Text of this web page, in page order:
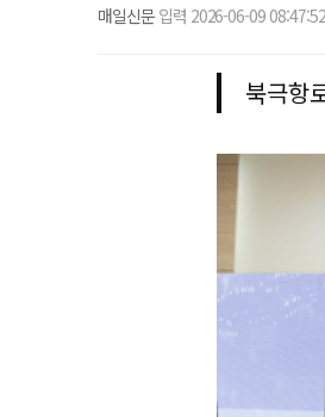
매일신문 입력 2026-06-09 08:47:52
북극항